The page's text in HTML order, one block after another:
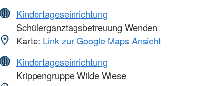
Kindertageseinrichtung
Schülerganztagsbetreuung Wenden
Karte: Link zur Google Maps Ansicht
Kindertageseinrichtung
Krippengruppe Wilde Wiese